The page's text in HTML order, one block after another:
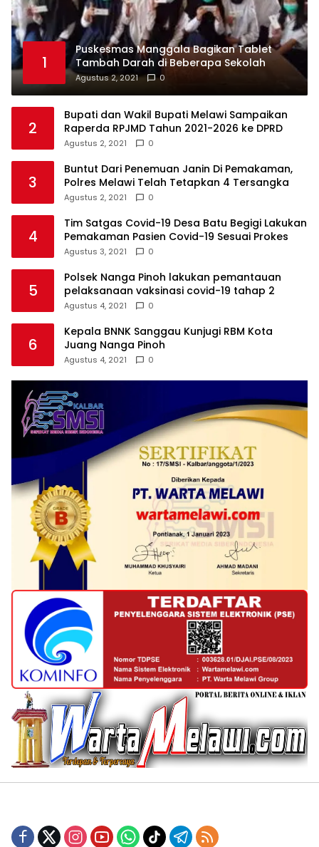
1
Puskesmas Manggala Bagikan Tablet
Tambah Darah di Beberapa Sekolah
Agustus 2, 2021 0
2
Bupati dan Wakil Bupati Melawi Sampaikan
Raperda RPJMD Tahun 2021-2026 ke DPRD
Agustus 2, 2021 0
3
Buntut Dari Penemuan Janin Di Pemakaman,
Polres Melawi Telah Tetapkan 4 Tersangka
Agustus 2, 2021 0
4
Tim Satgas Covid-19 Desa Batu Begigi Lakukan
Pemakaman Pasien Covid-19 Sesuai Prokes
Agustus 3, 2021 0
5
Polsek Nanga Pinoh lakukan pemantauan
pelaksanaan vaksinasi covid-19 tahap 2
Agustus 4, 2021 0
6
Kepala BNNK Sanggau Kunjugi RBM Kota
Juang Nanga Pinoh
Agustus 4, 2021 0